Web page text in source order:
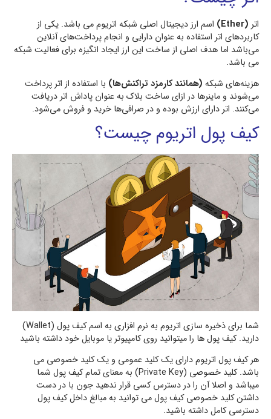
(Ether)
اسم ارز دیجیتال اصلی شبکه اتریوم می باشد. یکی از
کاربردهای اتر استفاده به عنوان دارایی و انجام پرداخت‌های آنلاین
می‌باشد اما هدف اصلی از ساخت این ارز ایجاد انگیزه برای فعالیت شبکه
می باشد.
هزینه‌های شبکه(همانند کارمزد تراکنش‌ها)با استفاده از اتر پرداخت
می‌شوند و ماینرها در ازای ساخت بلاک به عنوان پاداش اتر دریافت
می‌کنند. اتر دارای ارزش بوده و در صرافی‌ها خرید و فروش می‌شود.
کیف پول‌ اتریوم چیست؟
شما برای ذخیره سازی اتریوم به نرم افزاری به اسم کیف پول (Wallet)
دارید. کیف پول ها را میتوانید روی کامپیوتر یا موبایل خود داشته باشید
هر کیف پول اتریوم دارای یک کلید عمومی و یک کلید خصوصی می
باشد. کلید خصوصی (Private Key) به معنای تمام کیف پول شما
میباشد و اصلا آن را در دسترس کسی قرار ندهید جون با در دست
داشتن کلید خصوصی کیف پول می توانید به مبالغ داخل کیف پول
دسترسی کامل داشته باشید.